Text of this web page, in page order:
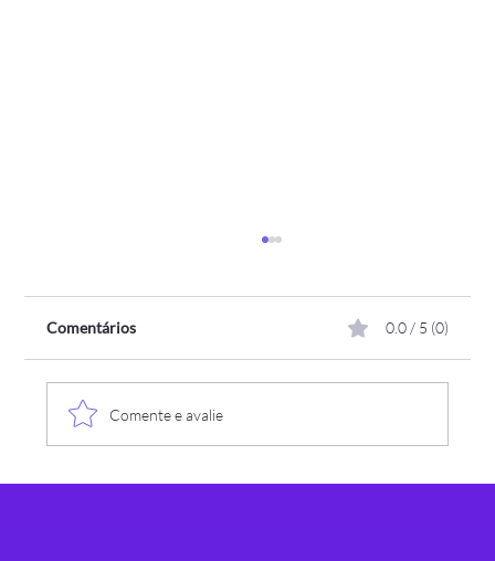
Comentários 0.0 / 5 (0)
Comente e avalie